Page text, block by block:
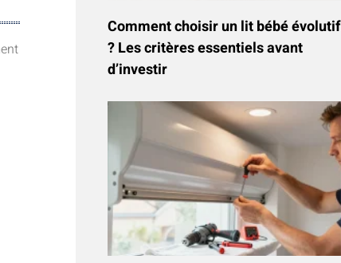
Comment choisir un lit bébé évolutif
? Les critères essentiels avant
d’investir